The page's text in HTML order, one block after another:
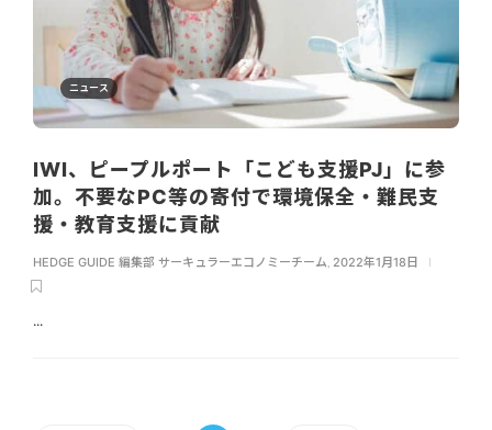
ニュース
IWI、ピープルポート「こども支援PJ」に参
加。不要なPC等の寄付で環境保全・難民支
援・教育支援に貢献
HEDGE GUIDE 編集部 サーキュラーエコノミーチーム 2022年1月18日
...